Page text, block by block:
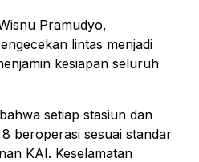
Pramudyo,
lintas menjadi
kesiapan seluruh
setiap stasiun dan
beroperasi sesuai standar
KAI. Keselamatan